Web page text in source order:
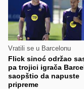
Vratili se u Barcelonu
Flick sinoć održao
pa trojici igrača
saopštio da napuste
pripreme